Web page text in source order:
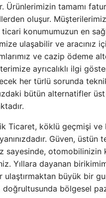
Ürünlerimizin tamamı
oluşur.
konumumuzun en
ulaşabilir ve aracınız
ve cazip ödeme
ayrıcalıklı ilgi
her türlü sorunda
bütün alternatifler
Ticaret, köklü geçmişi ve
Güven,
sayesinde,
Yıllara dayanan
ulaştırmaktan büyük bir
bölgesel